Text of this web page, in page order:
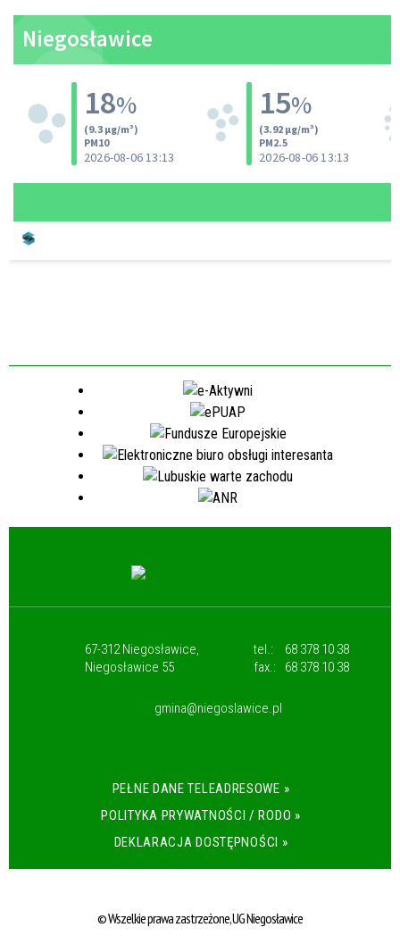
67-312 Niegosławice,
Niegosławice 55
tel.:
68 378 10 38
fax.:
68 378 10 38
gmina@niegoslawice.pl
PEŁNE DANE TELEADRESOWE »
POLITYKA PRYWATNOŚCI / RODO »
DEKLARACJA DOSTĘPNOŚCI »
© Wszelkie prawa zastrzeżone, UG Niegosławice